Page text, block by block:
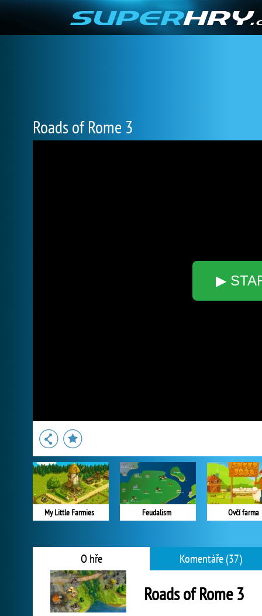
Roads of Rome 3
▶
My Little Farmies Feudalism Ovčí farma
O hře Komentáře (37)
Roads of Rome 3